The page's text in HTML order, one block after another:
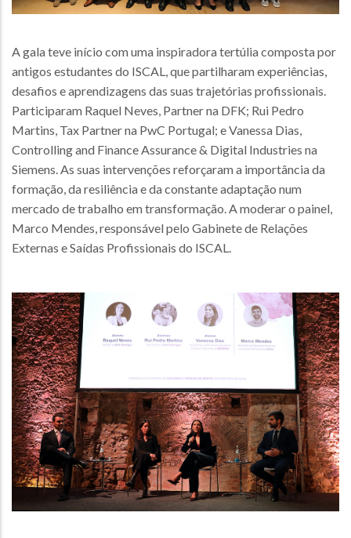
A gala teve início com uma inspiradora tertúlia composta por
antigos estudantes do ISCAL, que partilharam experiências,
desafios e aprendizagens das suas trajetórias profissionais.
Participaram Raquel Neves, Partner na DFK; Rui Pedro
Martins, Tax Partner na PwC Portugal; e Vanessa Dias,
Controlling and Finance Assurance & Digital Industries na
Siemens. As suas intervenções reforçaram a importância da
formação, da resiliência e da constante adaptação num
mercado de trabalho em transformação. A moderar o painel,
Marco Mendes, responsável pelo Gabinete de Relações
Externas e Saídas Profissionais do ISCAL.